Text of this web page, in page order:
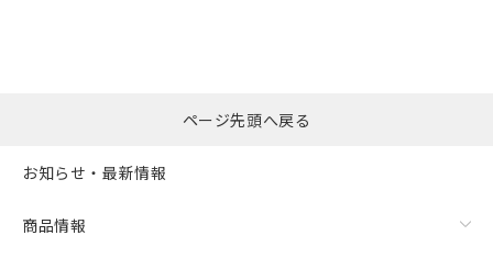
ページ先頭へ戻る
お知らせ・最新情報
商品情報